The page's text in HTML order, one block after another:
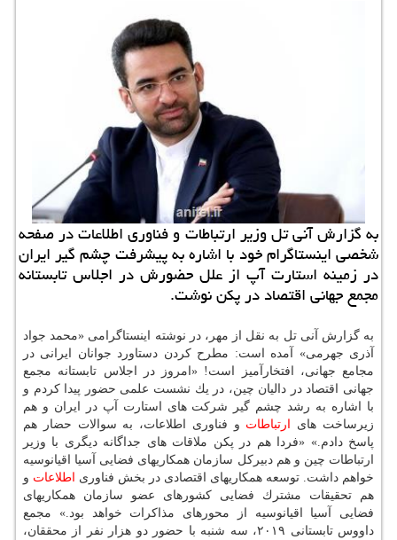
به گزارش آنی تل وزیر ارتباطات و فناوری اطلاعات در صفحه
شخصی اینستاگرام خود با اشاره به پیشرفت چشم گیر ایران
در زمینه استارت آپ از علل حضورش در اجلاس تابستانه
مجمع جهانی اقتصاد در پكن نوشت.
به گزارش آنی تل به نقل از مهر، در نوشته اینستاگرامی «محمد جواد
آذری جهرمی» آمده است: مطرح كردن دستاورد جوانان ایرانی در
مجامع جهانی، افتخارآمیز است! «امروز در اجلاس تابستانه مجمع
جهانی اقتصاد در دالیان چین، در یك نشست علمی حضور پیدا كردم و
با اشاره به رشد چشم گیر شركت های استارت آپ در ایران و هم
زیرساخت های
ارتباطات و فناوری اطلاعات، به سوالات حضار هم
پاسخ دادم.» «فردا هم در پكن ملاقات های جداگانه دیگری با وزیر
ارتباطات چین و هم دبیركل سازمان همكاریهای فضایی آسیا اقیانوسیه
خواهم داشت. توسعه همكاریهای اقتصادی در بخش فناوری اطلاعات و
هم تحقیقات مشترك فضایی كشورهای عضو سازمان همكاریهای
فضایی آسیا اقیانوسیه از محورهای مذاكرات خواهد بود.» مجمع
داووس تابستانی ۲۰۱۹، سه شنبه با حضور دو هزار نفر از محققان،